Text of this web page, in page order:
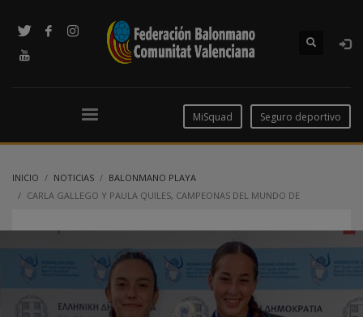
MiSquad Seguro deportivo
INICIO NOTICIAS
BALONMANO PLAYA
CARLA GALLEGO Y PAULA QUILES, CAMPEONAS DEL MUNDO DE